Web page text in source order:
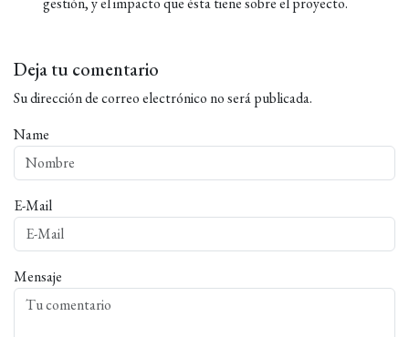
Deja tu comentario
Su dirección de correo electrónico no será publicada.
Name
E-Mail
Mensaje